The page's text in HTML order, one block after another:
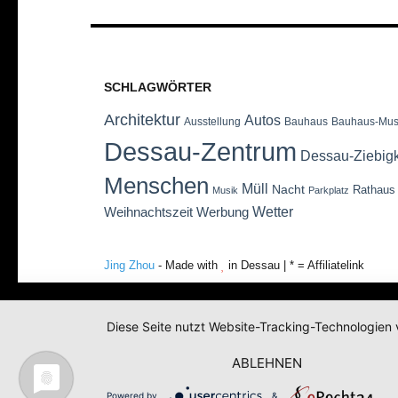
SCHLAGWÖRTER
Architektur Ausstellung Autos Bauhaus Bauhaus-
Dessau-Zentrum Dessau-
Menschen Musik Müll Nacht Parkplatz Rathaus
Weihnachtszeit Werbung Wetter
Jing Zhou - Made with in Dessau | * = Affiliatelink
Diese Seite nutzt Website-Tracking-
ABLEHNEN
Powered by &